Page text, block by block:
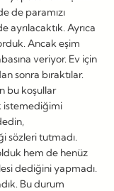
de paramızı
ayrılacaktık. Ayrıca
Ancak eşim
veriyor. Ev için
sonra bıraktılar.
bu koşullar
istemediğimi
sözleri tutmadı.
hem de henüz
dediğini yapmadı.
Bu durum